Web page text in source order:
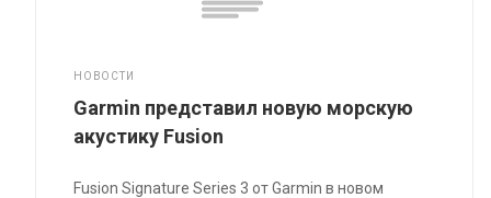
НОВОСТИ
Garmin представил новую морскую
акустику Fusion
Fusion Signature Series 3 от Garmin в новом